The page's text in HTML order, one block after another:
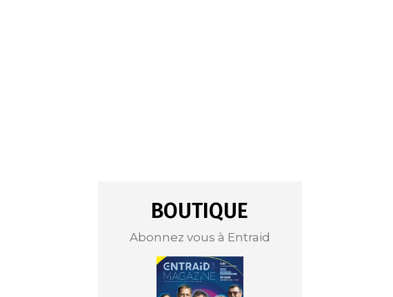
BOUTIQUE
Abonnez vous à Entraid